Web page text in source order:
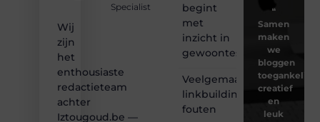
Specialist
Wij
zijn
het
enthousiaste
redactieteam
achter
Iztougoud.be —
begint
met
inzicht in
gewoontes
Veelgemaakte
linkbuilding
fouten
❝
Samen
maken
we
bloggen
toegankelijk,
creatief
en
leuk